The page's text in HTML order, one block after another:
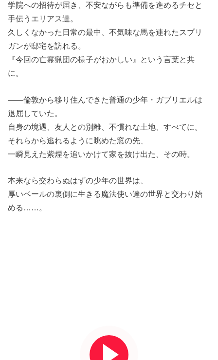
学院への招待が届き、不安ながらも準備を進めるチセと
手伝うエリアス達。
久しくなかった日常の最中、不気味な馬を連れたスプリ
ガンが邸宅を訪れる。
『今回の亡霊猟団の様子がおかしい』という言葉と共
に。
――倫敦から移り住んできた普通の少年・ガブリエルは
退屈していた。
自身の境遇、友人との別離、不慣れな土地、すべてに。
それらから逃れるように眺めた窓の先、
一瞬見えた紫煙を追いかけて家を抜け出た、その時。
本来なら交わらぬはずの少年の世界は、
厚いベールの裏側に生きる魔法使い達の世界と交わり始
める……。